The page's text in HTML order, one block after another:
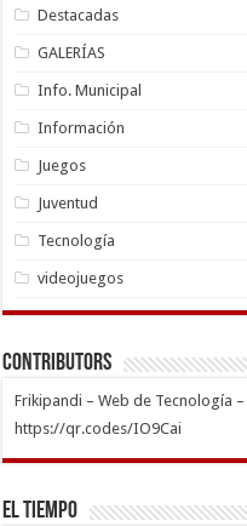
Destacadas
GALERÍAS
Info. Municipal
Información
Juegos
Juventud
Tecnología
videojuegos
Contributors
Frikipandi – Web de Tecnología
https://qr.codes/IO9Cai
El Tiempo